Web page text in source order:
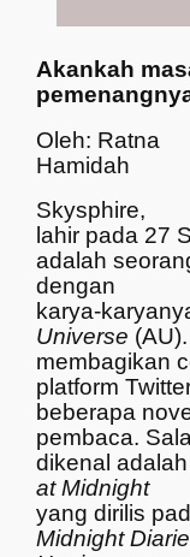
Akankah
Oleh: Ratna
Hamidah
Skysphire,
lahir pada 27
adalah
dengan
karya-
Universe
membagikan
platform
beberapa
pembaca.
dikenal
at Midnight
yang dirilis
Midnight